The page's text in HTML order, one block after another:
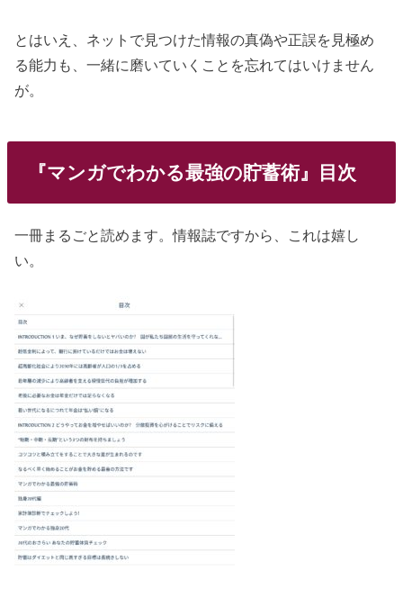
とはいえ、ネットで見つけた情報の真偽や正誤を見極め
る能力も、一緒に磨いていくことを忘れてはいけません
が。
『マンガでわかる最強の貯蓄術』目次
一冊まるごと読めます。情報誌ですから、これは嬉し
い。